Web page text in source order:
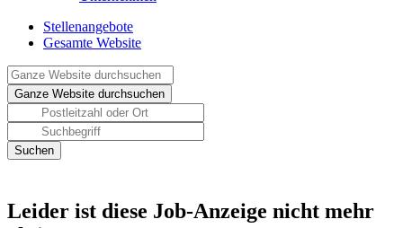
Stellenangebote
Gesamte Website
Leider ist diese Job-Anzeige nicht mehr